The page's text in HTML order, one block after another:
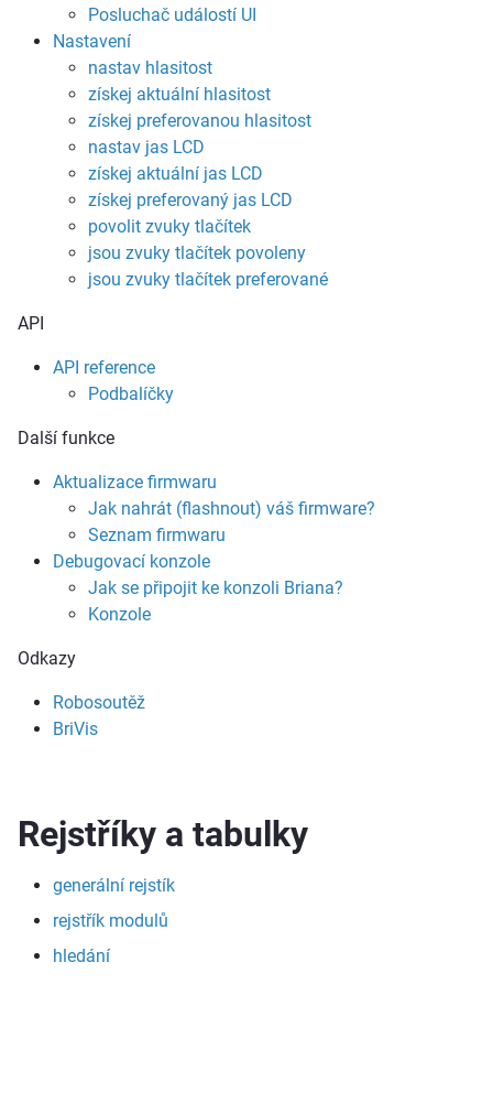
Posluchač událostí UI
Nastavení
nastav hlasitost
získej aktuální hlasitost
získej preferovanou hlasitost
nastav jas LCD
získej aktuální jas LCD
získej preferovaný jas LCD
povolit zvuky tlačítek
jsou zvuky tlačítek povoleny
jsou zvuky tlačítek preferované
API
API reference
Podbalíčky
Další funkce
Aktualizace firmwaru
Jak nahrát (flashnout) váš firmware?
Seznam firmwaru
Debugovací konzole
Jak se připojit ke konzoli Briana?
Konzole
Odkazy
Robosoutěž
BriVis
Rejstříky a tabulky
generální rejstík
rejstřík modulů
hledání